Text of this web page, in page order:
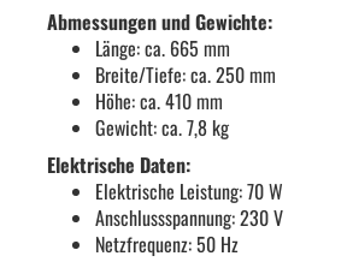
Abmessungen und Gewichte:
Länge: ca. 665 mm
Breite/Tiefe: ca. 250 mm
Höhe: ca. 410 mm
Gewicht: ca. 7,8 kg
Elektrische Daten:
Elektrische Leistung: 70 W
Anschlussspannung: 230 V
Netzfrequenz: 50 Hz